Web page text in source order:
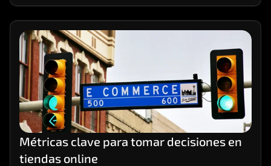
comunes en redes sociales o eventos de
emprendimiento, suelen estar relacionadas con el
Network Marketing. ¿Pero qué es exactamente y cómo
funciona? ¿Es una estafa o una forma real de generar
ingresos?
Métricas clave para tomar decisiones en
tiendas online